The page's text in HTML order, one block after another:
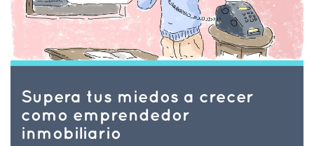
Supera tus miedos a crecer
como emprendedor
inmobiliario